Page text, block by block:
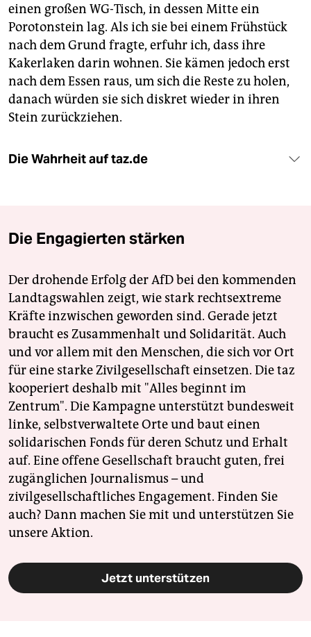
einen großen WG-Tisch, in dessen Mitte ein
Porotonstein lag. Als ich sie bei einem Frühstück
nach dem Grund fragte, erfuhr ich, dass ihre
Kakerlaken darin wohnen. Sie kämen jedoch erst
nach dem Essen raus, um sich die Reste zu holen,
danach würden sie sich diskret wieder in ihren
Stein zurückziehen.
Die Wahrheit auf taz.de
Die Engagierten stärken
Der drohende Erfolg der AfD bei den kommenden
Landtagswahlen zeigt, wie stark rechtsextreme
Kräfte inzwischen geworden sind. Gerade jetzt
braucht es Zusammenhalt und Solidarität. Auch
und vor allem mit den Menschen, die sich vor Ort
für eine starke Zivilgesellschaft einsetzen. Die taz
kooperiert deshalb mit "Alles beginnt im
Zentrum". Die Kampagne unterstützt bundesweit
linke, selbstverwaltete Orte und baut einen
solidarischen Fonds für deren Schutz und Erhalt
auf. Eine offene Gesellschaft braucht guten, frei
zugänglichen Journalismus – und
zivilgesellschaftliches Engagement. Finden Sie
auch? Dann machen Sie mit und unterstützen Sie
unsere Aktion.
Jetzt unterstützen